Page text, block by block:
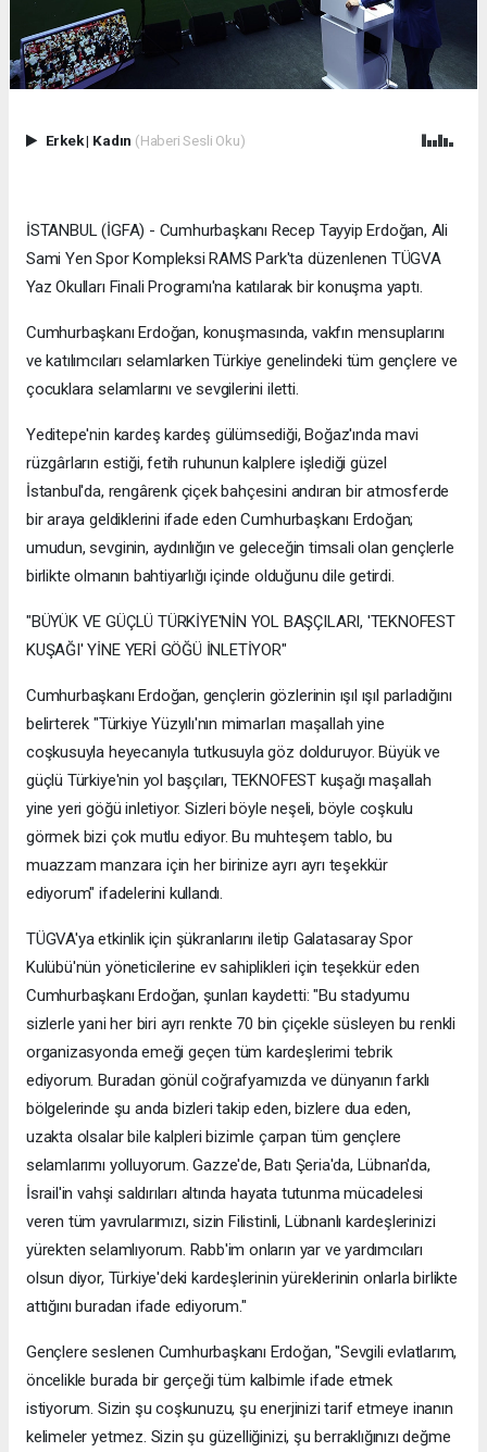
Erkek| Kadın (Haberi Sesli Oku)
İSTANBUL (İGFA) - Cumhurbaşkanı Recep Tayyip Erdoğan, Ali
Sami Yen Spor Kompleksi RAMS Park'ta düzenlenen TÜGVA
Yaz Okulları Finali Programı'na katılarak bir konuşma yaptı.
Cumhurbaşkanı Erdoğan, konuşmasında, vakfın mensuplarını
ve katılımcıları selamlarken Türkiye genelindeki tüm gençlere ve
çocuklara selamlarını ve sevgilerini iletti.
Yeditepe'nin kardeş kardeş gülümsediği, Boğaz'ında mavi
rüzgârların estiği, fetih ruhunun kalplere işlediği güzel
İstanbul'da, rengârenk çiçek bahçesini andıran bir atmosferde
bir araya geldiklerini ifade eden Cumhurbaşkanı Erdoğan;
umudun, sevginin, aydınlığın ve geleceğin timsali olan gençlerle
birlikte olmanın bahtiyarlığı içinde olduğunu dile getirdi.
"BÜYÜK VE GÜÇLÜ TÜRKİYE'NİN YOL BAŞÇILARI, 'TEKNOFEST
KUŞAĞI' YİNE YERİ GÖĞÜ İNLETİYOR"
Cumhurbaşkanı Erdoğan, gençlerin gözlerinin ışıl ışıl parladığını
belirterek "Türkiye Yüzyılı'nın mimarları maşallah yine
coşkusuyla heyecanıyla tutkusuyla göz dolduruyor. Büyük ve
güçlü Türkiye'nin yol başçıları, TEKNOFEST kuşağı maşallah
yine yeri göğü inletiyor. Sizleri böyle neşeli, böyle coşkulu
görmek bizi çok mutlu ediyor. Bu muhteşem tablo, bu
muazzam manzara için her birinize ayrı ayrı teşekkür
ediyorum" ifadelerini kullandı.
TÜGVA'ya etkinlik için şükranlarını iletip Galatasaray Spor
Kulübü'nün yöneticilerine ev sahiplikleri için teşekkür eden
Cumhurbaşkanı Erdoğan, şunları kaydetti: "Bu stadyumu
sizlerle yani her biri ayrı renkte 70 bin çiçekle süsleyen bu renkli
organizasyonda emeği geçen tüm kardeşlerimi tebrik
ediyorum. Buradan gönül coğrafyamızda ve dünyanın farklı
bölgelerinde şu anda bizleri takip eden, bizlere dua eden,
uzakta olsalar bile kalpleri bizimle çarpan tüm gençlere
selamlarımı yolluyorum. Gazze'de, Batı Şeria'da, Lübnan'da,
İsrail'in vahşi saldırıları altında hayata tutunma mücadelesi
veren tüm yavrularımızı, sizin Filistinli, Lübnanlı kardeşlerinizi
yürekten selamlıyorum. Rabb'im onların yar ve yardımcıları
olsun diyor, Türkiye'deki kardeşlerinin yüreklerinin onlarla birlikte
attığını buradan ifade ediyorum."
Gençlere seslenen Cumhurbaşkanı Erdoğan, "Sevgili evlatlarım,
öncelikle burada bir gerçeği tüm kalbimle ifade etmek
istiyorum. Sizin şu coşkunuzu, şu enerjinizi tarif etmeye inanın
kelimeler yetmez. Sizin şu güzelliğinizi, şu berraklığınızı değme